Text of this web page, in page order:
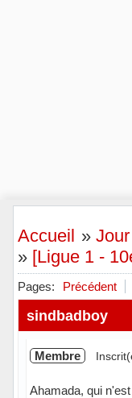
Accueil »
» [Ligue 1 -
Pages: Précédent
sindbadboy
Membre
Ahamada, qui